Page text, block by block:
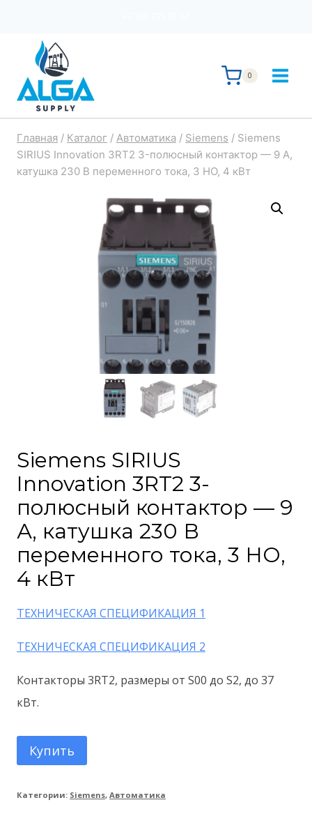
содержимому
0
Главная / Каталог / Автоматика / Siemens / Siemens
SIRIUS Innovation 3RT2 3-полюсный контактор — 9 А,
катушка 230 В переменного тока, 3 НО, 4 кВт
Siemens SIRIUS
Innovation 3RT2 3-
полюсный контактор — 9
А, катушка 230 В
переменного тока, 3 НО,
4 кВт
ТЕХНИЧЕСКАЯ СПЕЦИФИКАЦИЯ 1
ТЕХНИЧЕСКАЯ СПЕЦИФИКАЦИЯ 2
Контакторы 3RT2, размеры от S00 до S2, до 37
кВт.
Купить
Категории: Siemens, Автоматика